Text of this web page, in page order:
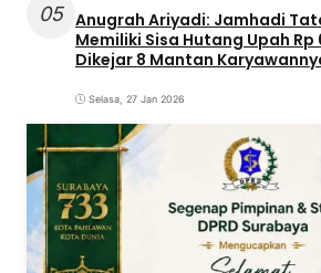
05 Anugrah Ariyadi: Jamhadi
Memiliki Sisa Hutang Upah Rp
Dikejar 8 Mantan
Selasa, 27 Jan 2026